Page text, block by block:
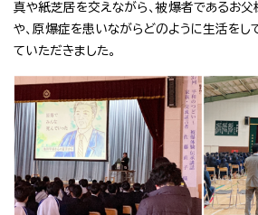
真や紙芝居を交えながら、被爆者であるお
や、原爆症を患いながらどのように生活をし
ていただきました。